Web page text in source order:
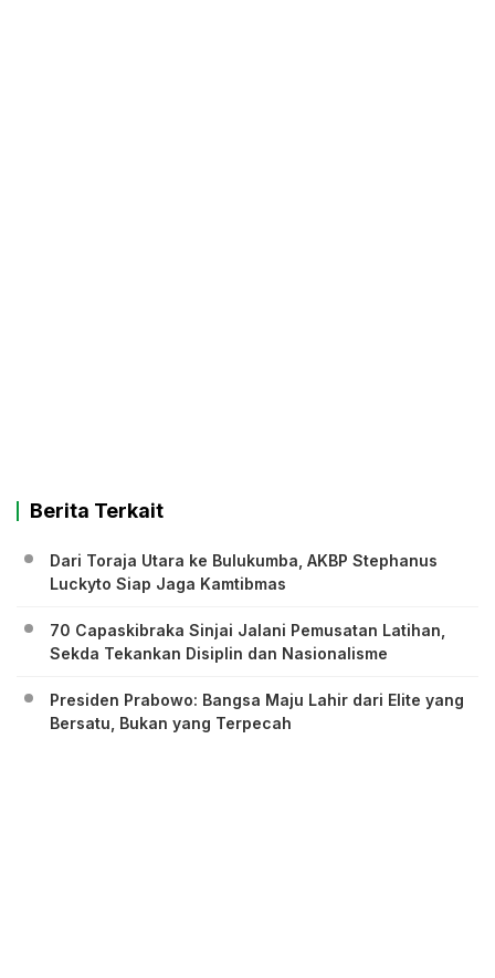
Berita Terkait
Dari Toraja Utara ke Bulukumba, AKBP Stephanus
Luckyto Siap Jaga Kamtibmas
70 Capaskibraka Sinjai Jalani Pemusatan Latihan,
Sekda Tekankan Disiplin dan Nasionalisme
Presiden Prabowo: Bangsa Maju Lahir dari Elite yang
Bersatu, Bukan yang Terpecah